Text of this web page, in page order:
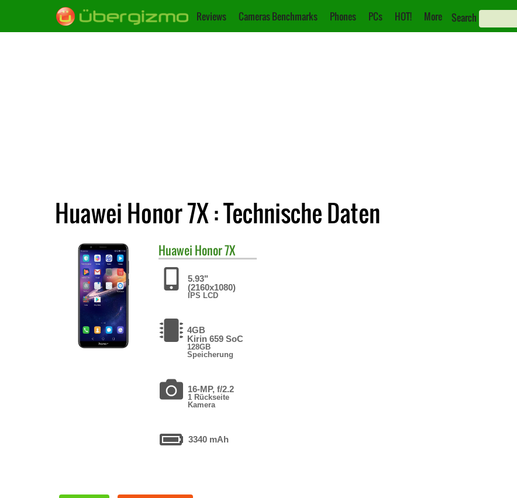
Reviews Cameras Benchmarks Phones PCs HOT! More Search
Huawei Honor 7X : Technische Daten
Huawei Honor 7X
5.93"
(2160x1080)
IPS LCD
4GB
Kirin 659 SoC
128GB
Speicherung
16-MP, f/2.2
1 Rückseite
Kamera
3340 mAh